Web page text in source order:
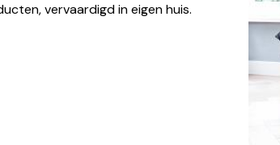
vervaardigd in eigen huis.